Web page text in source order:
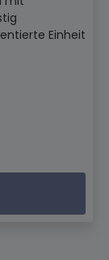
Einheit